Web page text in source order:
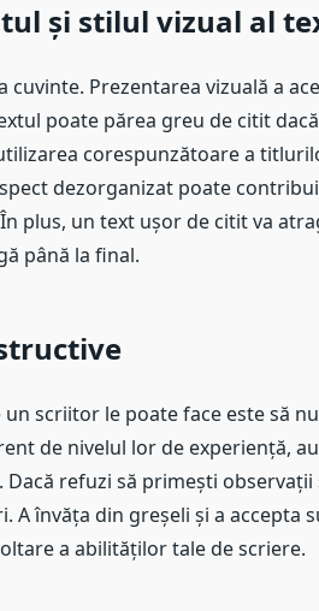
și stilul vizual al
Prezentarea vizuală a
poate părea greu de citit
corespunzătoare a
dezorganizat poate
plus, un text ușor de citit va
până la final.
scriitor le poate face este să
de nivelul lor de experiență,
refuzi să primești observații
A învăța din greșeli și a accepta
a abilităților tale de scriere.